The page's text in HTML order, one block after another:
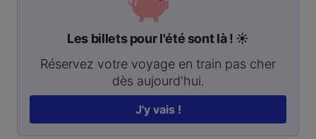
Les billets pour l'été sont là ! ☀️
Réservez votre voyage en train pas cher
dès aujourd'hui.
J'y vais !